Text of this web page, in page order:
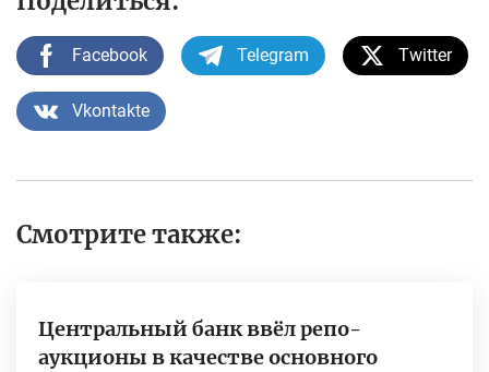
Facebook Telegram Twitter
Vkontakte
Смотрите также:
Центральный банк ввёл репо-
аукционы в качестве основного